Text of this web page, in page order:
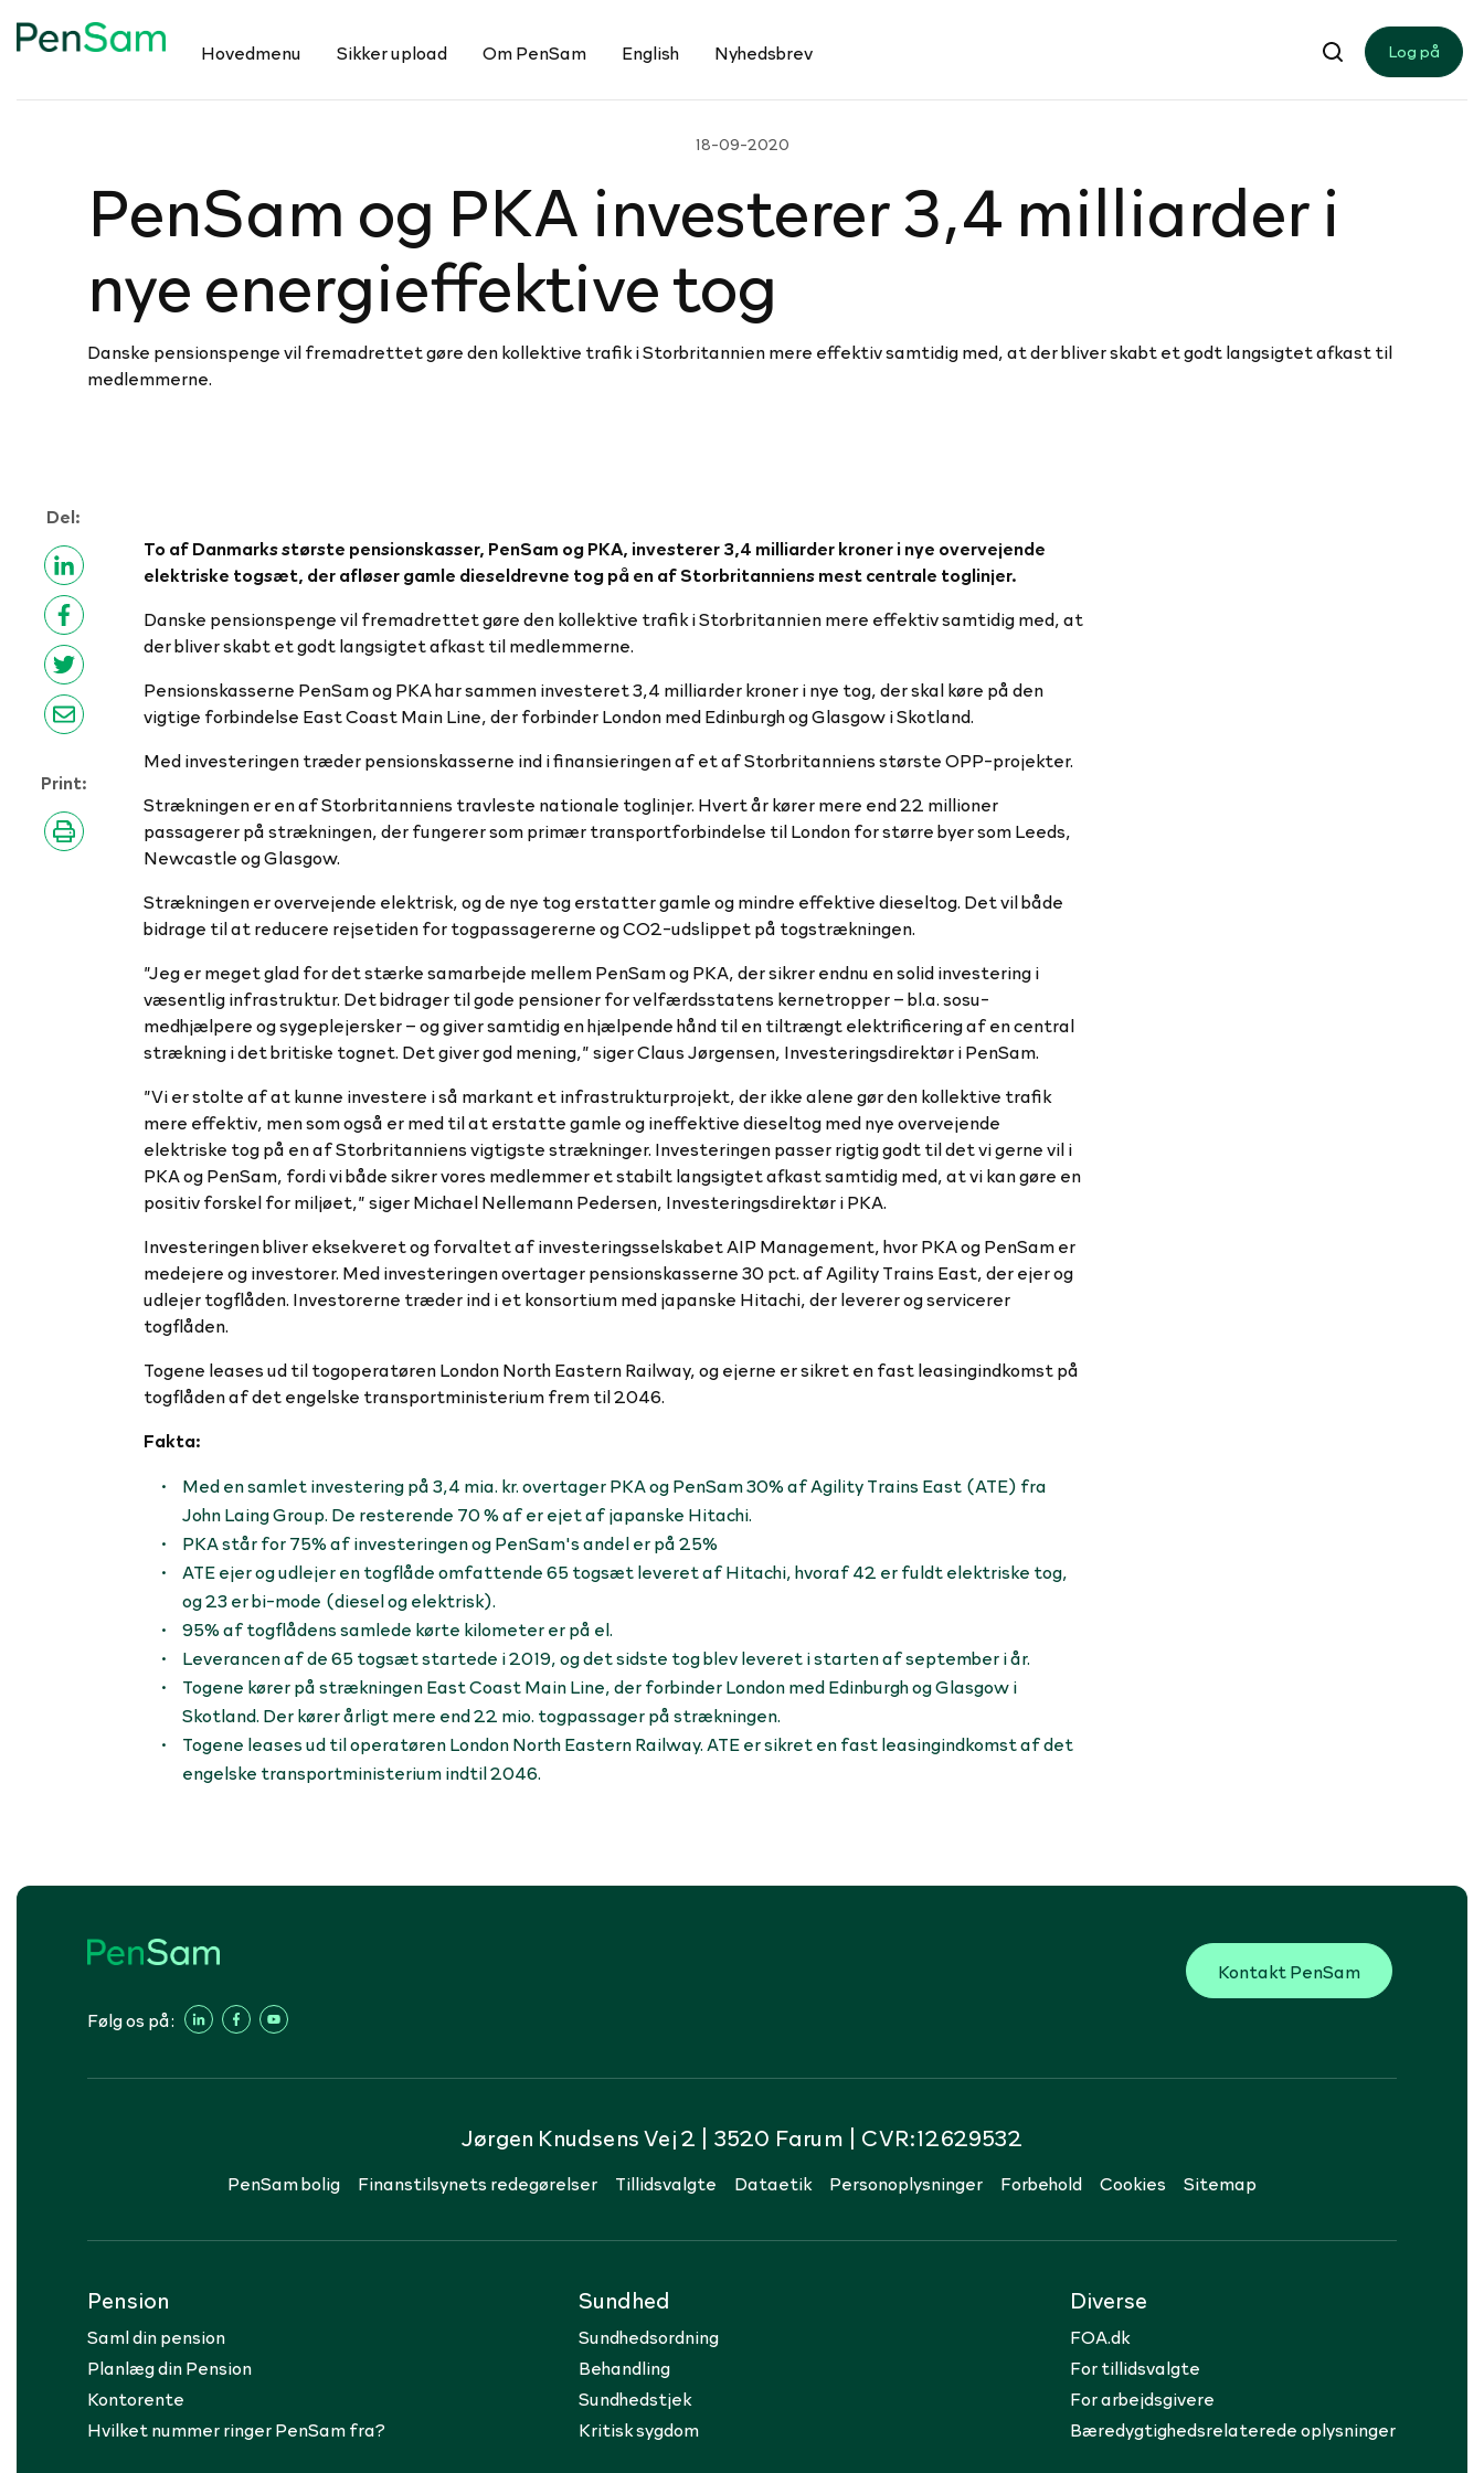
Hovedmenu Sikker upload Om PenSam English Nyhedsbrev Log på
18-09-2020
PenSam og PKA in­ve­ste­rer 3,4 mil­li­ar­der i
nye ener­gi­ef­fek­tive tog
Danske pensionspenge vil fremadrettet gøre den kollektive trafik i Storbritannien mere effektiv samtidig med, at der bliver skabt et godt langsigtet afkast til
medlemmerne.
Del:
Print:
To af Danmarks største pensionskasser, PenSam og PKA, investerer 3,4 milliarder kroner i nye overvejende
elektriske togsæt, der afløser gamle dieseldrevne tog på en af Storbritanniens mest centrale toglinjer.
Danske pensionspenge vil fremadrettet gøre den kollektive trafik i Storbritannien mere effektiv samtidig med, at
der bliver skabt et godt langsigtet afkast til medlemmerne.
Pensionskasserne PenSam og PKA har sammen investeret 3,4 milliarder kroner i nye tog, der skal køre på den
vigtige forbindelse East Coast Main Line, der forbinder London med Edinburgh og Glasgow i Skotland.
Med investeringen træder pensionskasserne ind i finansieringen af et af Storbritanniens største OPP-projekter.
Strækningen er en af Storbritanniens travleste nationale toglinjer. Hvert år kører mere end 22 millioner
passagerer på strækningen, der fungerer som primær transportforbindelse til London for større byer som Leeds,
Newcastle og Glasgow.
Strækningen er overvejende elektrisk, og de nye tog erstatter gamle og mindre effektive dieseltog. Det vil både
bidrage til at reducere rejsetiden for togpassagererne og CO2-udslippet på togstrækningen.
”Jeg er meget glad for det stærke samarbejde mellem PenSam og PKA, der sikrer endnu en solid investering i
væsentlig infrastruktur. Det bidrager til gode pensioner for velfærdsstatens kernetropper – bl.a. sosu-
medhjælpere og sygeplejersker – og giver samtidig en hjælpende hånd til en tiltrængt elektrificering af en central
strækning i det britiske tognet. Det giver god mening,” siger Claus Jørgensen, Investeringsdirektør i PenSam.
”Vi er stolte af at kunne investere i så markant et infrastrukturprojekt, der ikke alene gør den kollektive trafik
mere effektiv, men som også er med til at erstatte gamle og ineffektive dieseltog med nye overvejende
elektriske tog på en af Storbritanniens vigtigste strækninger. Investeringen passer rigtig godt til det vi gerne vil i
PKA og PenSam, fordi vi både sikrer vores medlemmer et stabilt langsigtet afkast samtidig med, at vi kan gøre en
positiv forskel for miljøet,” siger Michael Nellemann Pedersen, Investeringsdirektør i PKA.
Investeringen bliver eksekveret og forvaltet af investeringsselskabet AIP Management, hvor PKA og PenSam er
medejere og investorer. Med investeringen overtager pensionskasserne 30 pct. af Agility Trains East, der ejer og
udlejer togflåden. Investorerne træder ind i et konsortium med japanske Hitachi, der leverer og servicerer
togflåden.
Togene leases ud til togoperatøren London North Eastern Railway, og ejerne er sikret en fast leasingindkomst på
togflåden af det engelske transportministerium frem til 2046.
Fakta:
Med en samlet investering på 3,4 mia. kr. overtager PKA og PenSam 30% af Agility Trains East (ATE) fra
John Laing Group. De resterende 70 % af er ejet af japanske Hitachi.
PKA står for 75% af investeringen og PenSam's andel er på 25%
ATE ejer og udlejer en togflåde omfattende 65 togsæt leveret af Hitachi, hvoraf 42 er fuldt elektriske tog,
og 23 er bi-mode (diesel og elektrisk).
95% af togflådens samlede kørte kilometer er på el.
Leverancen af de 65 togsæt startede i 2019, og det sidste tog blev leveret i starten af september i år.
Togene kører på strækningen East Coast Main Line, der forbinder London med Edinburgh og Glasgow i
Skotland. Der kører årligt mere end 22 mio. togpassager på strækningen.
Togene leases ud til operatøren London North Eastern Railway. ATE er sikret en fast leasingindkomst af det
engelske transportministerium indtil 2046.
Følg os på:
Kontakt PenSam
Jørgen Knudsens Vej 2 | 3520 Farum | CVR:12629532
PenSam bolig Finanstilsynets redegørelser Tillidsvalgte Dataetik Personoplysninger Forbehold Cookies Sitemap
Pension
Saml din pension
Planlæg din Pension
Kontorente
Hvilket nummer ringer PenSam fra?
Sundhed
Sundhedsordning
Behandling
Sundhedstjek
Kritisk sygdom
Diverse
FOA.dk
For tillidsvalgte
For arbejdsgivere
Bæredygtighedsrelaterede oplysninger